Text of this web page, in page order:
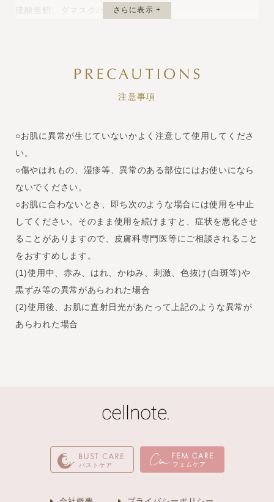
硫酸亜鉛、ダマスクバラ花エキス
さらに表示 +
注意事項
○お肌に異常が生じていないかよく注意して使用してくださ
い。
○傷やはれもの、湿疹等、異常のある部位にはお使いになら
ないでください。
○お肌に合わないとき、即ち次のような場合には使用を中止
してください。そのまま使用を続けますと、症状を悪化させ
ることがありますので、皮膚科専門医等にご相談されること
をおすすめします。
(1)使用中、赤み、はれ、かゆみ、刺激、色抜け(白斑等)や
黒ずみ等の異常があらわれた場合
(2)使用後、お肌に直射日光があたって上記のような異常が
あらわれた場合
バストケア フェムケア